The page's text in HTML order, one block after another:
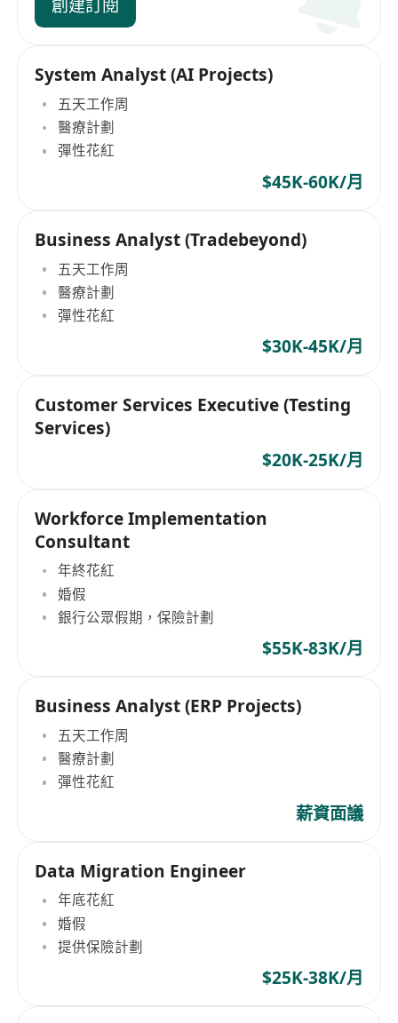
創建訂閱
System Analyst (AI Projects)
五天工作周
醫療計劃
彈性花紅
$45K-60K/月
Business Analyst (Tradebeyond)
五天工作周
醫療計劃
彈性花紅
$30K-45K/月
Customer Services Executive (Testing
Services)
$20K-25K/月
Workforce Implementation
Consultant
年終花紅
婚假
銀行公眾假期，保險計劃
$55K-83K/月
Business Analyst (ERP Projects)
五天工作周
醫療計劃
彈性花紅
薪資面議
Data Migration Engineer
年底花紅
婚假
提供保險計劃
$25K-38K/月